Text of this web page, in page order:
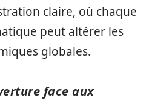
claire, où chaque
peut altérer les
globales.
face aux